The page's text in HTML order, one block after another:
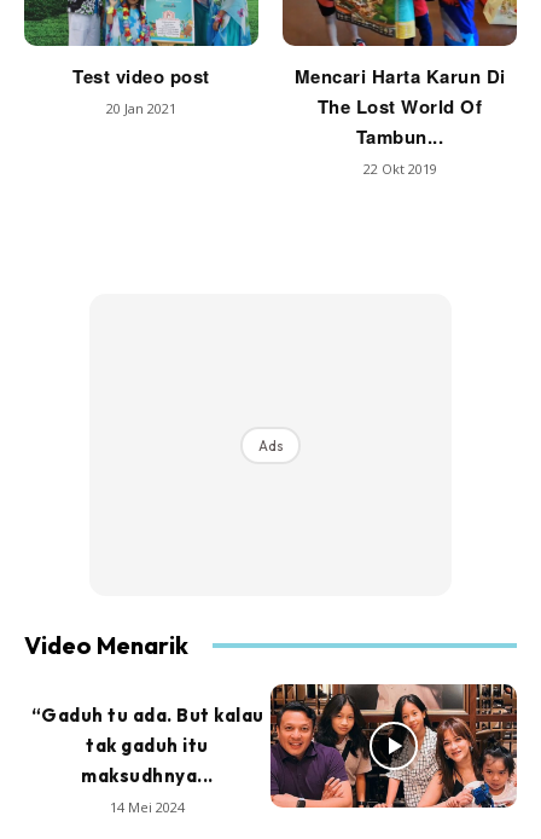
Test video post
20 Jan 2021
Mencari Harta Karun Di
The Lost World Of
Tambun...
22 Okt 2019
Ads
Video Menarik
“Gaduh tu ada. But kalau
tak gaduh itu
maksudhnya...
14 Mei 2024